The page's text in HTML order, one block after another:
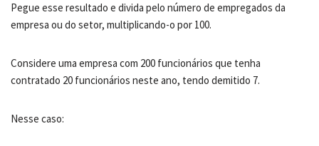
Pegue esse resultado e divida pelo número de empregados da
empresa ou do setor, multiplicando-o por 100.
Considere uma empresa com 200 funcionários que tenha
contratado 20 funcionários neste ano, tendo demitido 7.
Nesse caso: